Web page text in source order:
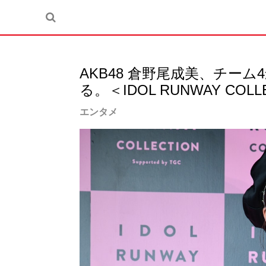
AKB48 倉野尾成美、チー
る。＜IDOL RUNWAY
エンタメ